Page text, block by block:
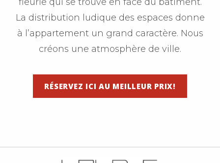
La distribution ludique des espaces donne
à l’appartement un grand caractère. Nous
créons une atmosphère de ville.
RÉSERVEZ ICI AU MEILLEUR PRIX!